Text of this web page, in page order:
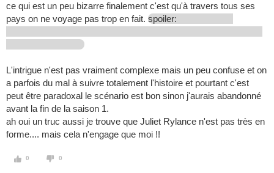
ce qui est un peu bizarre finalement c'est qu'à travers tous ses
pays on ne voyage pas trop en fait. spoiler:
L'intrigue n'est pas vraiment complexe mais un peu confuse et on
a parfois du mal à suivre totalement l'histoire et pourtant c'est
peut être paradoxal le scénario est bon sinon j'aurais abandonné
avant la fin de la saison 1.
ah oui un truc aussi je trouve que Juliet Rylance n'est pas très en
forme.... mais cela n'engage que moi !!
0 0